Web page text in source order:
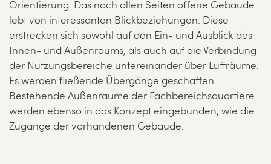
Orientierung. Das nach allen Seiten offene Gebäude
lebt von interessanten Blickbeziehungen. Diese
erstrecken sich sowohl auf den Ein- und Ausblick des
Innen- und Außenraums, als auch auf die Verbindung
der Nutzungsbereiche untereinander über Lufträume.
Es werden fließende Übergänge geschaffen.
Bestehende Außenräume der Fachbereichsquartiere
werden ebenso in das Konzept eingebunden, wie die
Zugänge der vorhandenen Gebäude.